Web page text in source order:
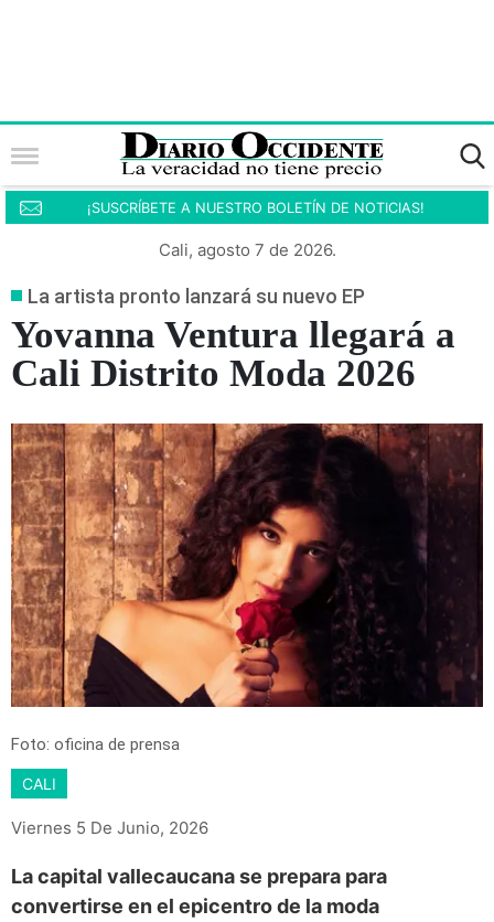
¡SUSCRÍBETE A NUESTRO BOLETÍN DE NOTICIAS!
Cali, agosto 7 de 2026.
La artista pronto lanzará su nuevo EP
Yovanna Ventura llegará a
Cali Distrito Moda 2026
Foto: oficina de prensa
CALI
Viernes 5 De Junio, 2026
La capital vallecaucana se prepara para
convertirse en el epicentro de la moda